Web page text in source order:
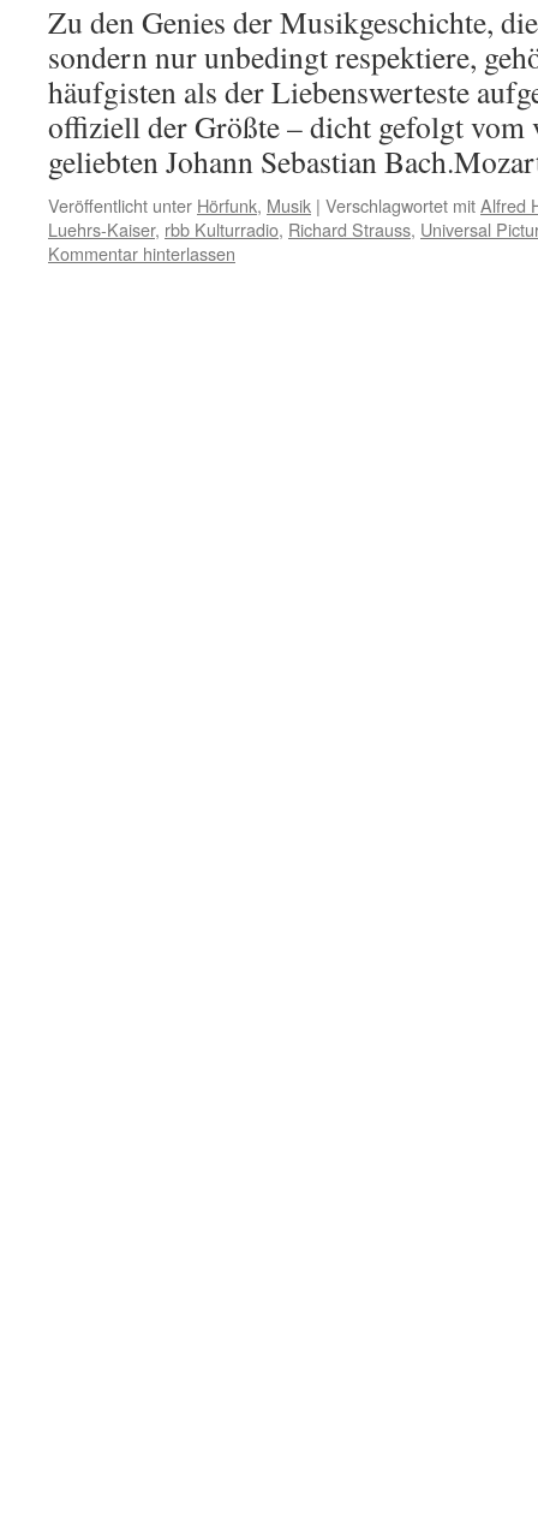
Zu den Genies der Musikgeschichte,
sondern nur unbedingt respektiere,
häufgisten als der Liebenswerteste
offiziell der Größte – dicht gefolgt vom
geliebten Johann Sebastian
Veröffentlicht unter Hörfunk, Musik | Verschlagwortet mitAlfred
Luehrs-Kaiser, rbb Kulturradio, Richard Strauss, Universal
Kommentar hinterlassen